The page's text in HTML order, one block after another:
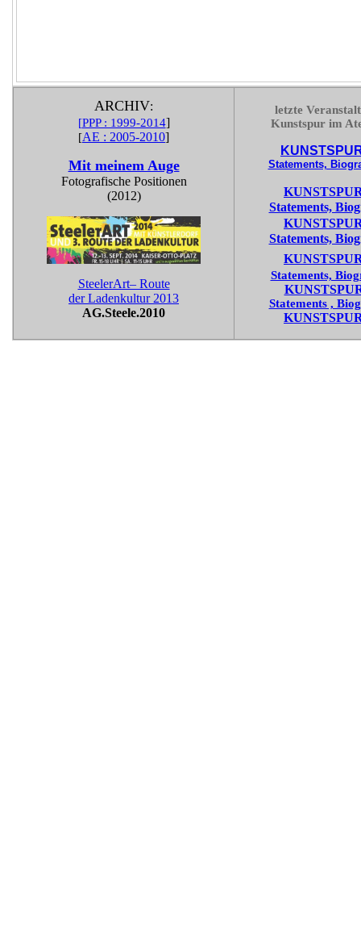
ARCHIV:
[PPP : 1999-2014]
[AE : 2005-2010]
Mit meinem Auge
Fotografische Positionen
(2012)
SteelerArt– Route
der Ladenkultur 2013
AG.Steele.2010
letzte
Kunstspur im
Statements,
Statements,
Statements,
Statements,
Statements ,